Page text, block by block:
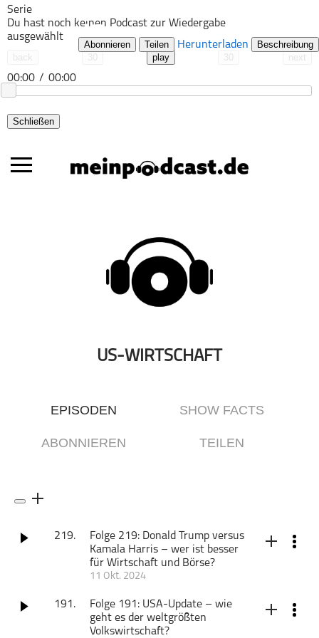
Serie
Du hast noch keinen Podcast zur Wiedergabe
ausgewählt
back 30 play 30 next
00:00 / 00:00
Abonnieren Teilen Herunterladen Beschreibung
Schließen
Freizeit
Gesundheit & Fitness
Heim & Garten
Hobbys & Interessen
Karriere
Kinder & Familie
US-WIRTSCHAFT
EPISODEN SHOW FACTS
ABONNIEREN TEILEN
219.
Folge 219: Donald Trump versus
Kamala Harris – wer ist besser
für Wirtschaft und Börse?
11 Okt. 2024
zweifellos zu den aufregendsten der jüngeren Geschichte.
Ein schwacher Auftritt von Joe Biden im ersten TV-Duell,
zwei Anschläge auf Donald Trump und die unerwartete
191.
Folge 191: USA-Update – wie
geht es der weltgrößten
Volkswirtschaft?